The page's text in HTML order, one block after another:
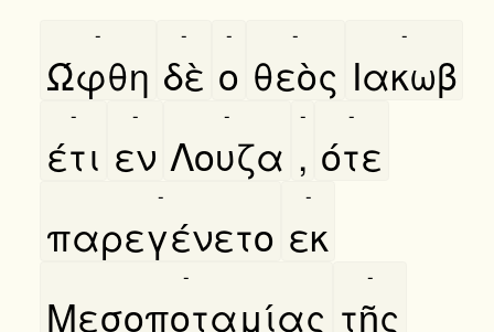
Ώφθη
-
δὲ
-
ο
-
θεὸς
-
Ιακωβ
-
έτι
-
εν
-
Λουζα
-
,
-
ότε
-
παρεγένετο
-
εκ
-
Μεσοποταμίας
-
τῆς
-